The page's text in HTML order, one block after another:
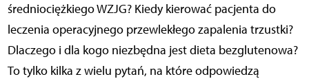
średniociężkiego WZJG? Kiedy kierować pacjenta do
leczenia operacyjnego przewlekłego zapalenia trzustki?
Dlaczego i dla kogo niezbędna jest dieta bezglutenowa?
To tylko kilka z wielu pytań, na które odpowiedzą